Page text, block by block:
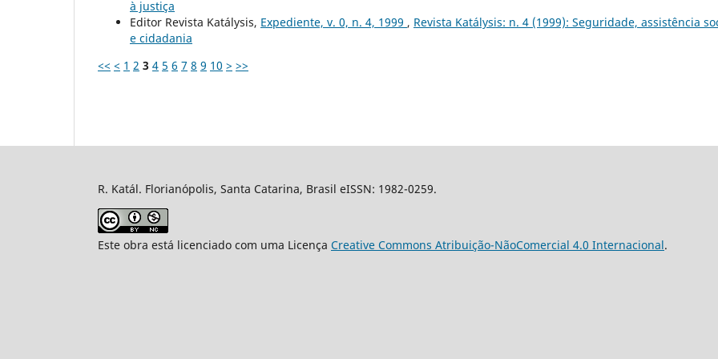
à justiça
Editor Revista Katálysis, Expediente, v. 0, n. 4, 1999 , Revista Katálysis: n. 4 (1999): Seguridade, assistência
e cidadania
<< < 1 2 3 4 5 6 7 8 9 10 > >>
R. Katál. Florianópolis, Santa Catarina, Brasil eISSN: 1982-0259.
Este obra está licenciado com uma Licença Creative Commons Atribuição-NãoComercial 4.0 Internacional.